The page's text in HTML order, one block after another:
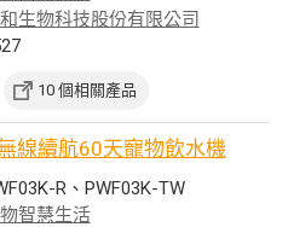
生物科技股份有限公司
10 個相關產品
線續航60天寵物飲水機
R、PWF03K-TW
智慧生活